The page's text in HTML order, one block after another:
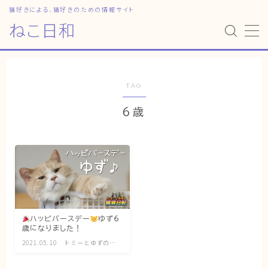
ねこ日和
猫好きによる、猫好きのための情報サイト
MENU
猫暮らしの平均
猫のなぜ？
ゆずとシンバの日常
ねこの部屋
TAG
6歳
ハッピバースデー
ゆず6
歳になりました！
2021.05.10
トミーとゆずの観